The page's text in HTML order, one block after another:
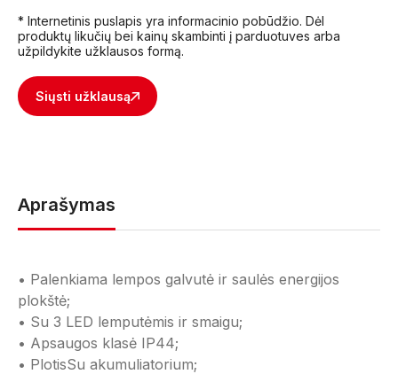
* Internetinis puslapis yra informacinio pobūdžio. Dėl
produktų likučių bei kainų skambinti į parduotuves arba
užpildykite užklausos formą.
Siųsti užklausą
Aprašymas
• Palenkiama lempos galvutė ir saulės energijos
plokštė;
• Su 3 LED lemputėmis ir smaigu;
• Apsaugos klasė IP44;
• PlotisSu akumuliatorium;